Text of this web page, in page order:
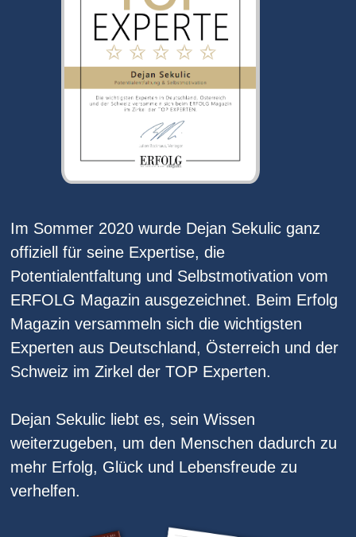
Im Sommer 2020 wurde Dejan Sekulic ganz
offiziell für seine Expertise, die
Potentialentfaltung und Selbstmotivation vom
ERFOLG Magazin ausgezeichnet. Beim Erfolg
Magazin versammeln sich die wichtigsten
Experten aus Deutschland, Österreich und der
Schweiz im Zirkel der TOP Experten.
Dejan Sekulic liebt es, sein Wissen
weiterzugeben, um den Menschen dadurch zu
mehr Erfolg, Glück und Lebensfreude zu
verhelfen.